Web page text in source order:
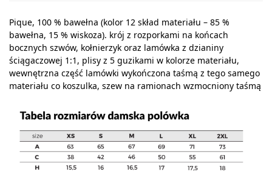
Pique, 100 % bawełna (kolor 12 skład materiału – 85 %
bawełna, 15 % wiskoza). krój z rozporkami na końcach
bocznych szwów, kołnierzyk oraz lamówka z dzianiny
ściągaczowej 1:1, plisy z 5 guzikami w kolorze materiału,
wewnętrzna część lamówki wykończona taśmą z tego samego
materiału co koszulka, szew na ramionach wzmocniony taśmą